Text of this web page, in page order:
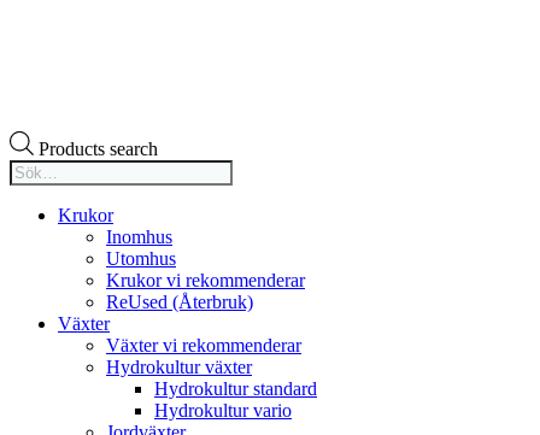
Products search
Krukor
Inomhus
Utomhus
Krukor vi rekommenderar
ReUsed (Återbruk)
Växter
Växter vi rekommenderar
Hydrokultur växter
Hydrokultur standard
Hydrokultur vario